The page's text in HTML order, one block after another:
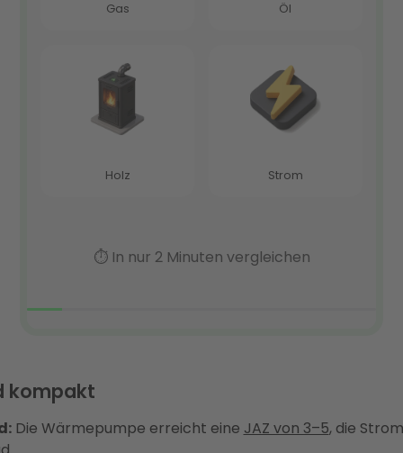
kompakt
Die Wärmepumpe erreicht eine JAZ von 3–5, die